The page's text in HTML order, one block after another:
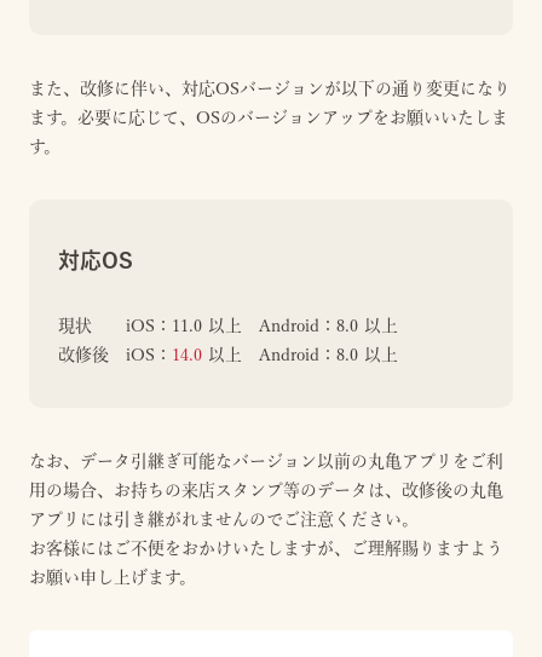
また、改修に伴い、対応OSバージョンが以下の通り変更になり
ます。必要に応じて、OSのバージョンアップをお願いいたしま
す。
対応OS
現状 iOS：11.0 以上 Android：8.0 以上
改修後 iOS： 14.0 以上 Android：8.0 以上
なお、データ引継ぎ可能なバージョン以前の丸亀アプリをご利
用の場合、お持ちの来店スタンプ等のデータは、改修後の丸亀
アプリには引き継がれませんのでご注意ください。
お客様にはご不便をおかけいたしますが、ご理解賜りますよう
お願い申し上げます。